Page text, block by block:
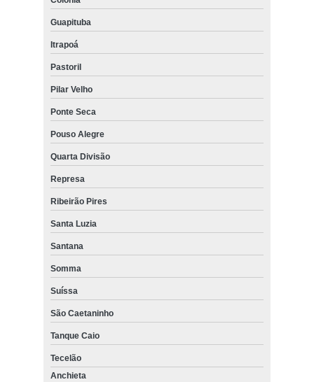
Guapituba
Itrapoá
Pastoril
Pilar Velho
Ponte Seca
Pouso Alegre
Quarta Divisão
Represa
Ribeirão Pires
Santa Luzia
Santana
Somma
Suíssa
São Caetaninho
Tanque Caio
Tecelão
Anchieta